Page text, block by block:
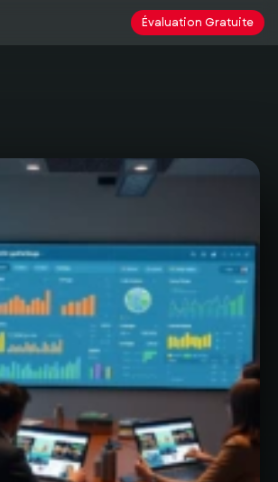
Évaluation Gratuite